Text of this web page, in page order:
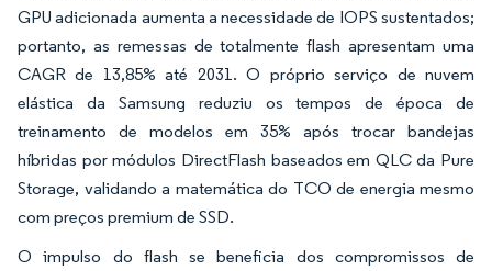
GPU adicionada aumenta a necessidade de IOPS sustentados;
portanto, as remessas de totalmente flash apresentam uma
CAGR de 13,85% até 2031. O próprio serviço de nuvem
elástica da Samsung reduziu os tempos de época de
treinamento de modelos em 35% após trocar bandejas
híbridas por módulos DirectFlash baseados em QLC da Pure
Storage, validando a matemática do TCO de energia mesmo
com preços premium de SSD.
O impulso do flash se beneficia dos compromissos de